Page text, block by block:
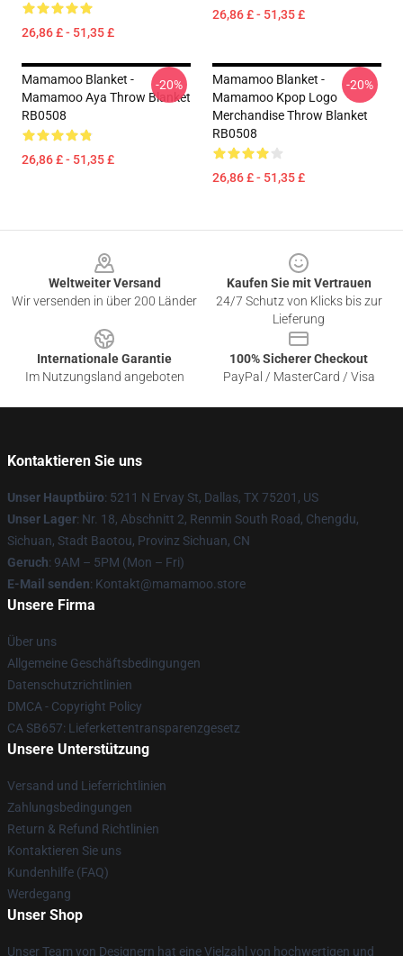
26,86 £ - 51,35 £
26,86 £ - 51,35 £
Mamamoo Blanket -
Mamamoo Aya Throw Blanket
RB0508
26,86 £ - 51,35 £
-20%
Mamamoo Blanket -
Mamamoo Kpop Logo
Merchandise Throw Blanket
RB0508
26,86 £ - 51,35 £
-20%
Weltweiter Versand
Wir versenden in über 200 Länder
Kaufen Sie mit Vertrauen
24/7 Schutz von Klicks bis zur
Lieferung
Internationale Garantie
Im Nutzungsland angeboten
100% Sicherer Checkout
PayPal / MasterCard / Visa
Kontaktieren Sie uns
Unser Hauptbüro: 5211 N Ervay St, Dallas, TX 75201, US
Unser Lager: Nr. 18, Abschnitt 2, Renmin South Road, Chengdu,
Sichuan, Stadt Baotou, Provinz Sichuan, CN
Geruch: 9AM – 5PM (Mon – Fri)
E-Mail senden: Kontakt@mamamoo.store
Unsere Firma
Über uns
Allgemeine Geschäftsbedingungen
Datenschutzrichtlinien
DMCA - Copyright Policy
CA SB657: Lieferkettentransparenzgesetz
Unsere Unterstützung
Versand und Lieferrichtlinien
Zahlungsbedingungen
Return & Refund Richtlinien
Kontaktieren Sie uns
Kundenhilfe (FAQ)
Werdegang
Unser Shop
Unser Team von Designern hat eine Vielzahl von hochwertigen und